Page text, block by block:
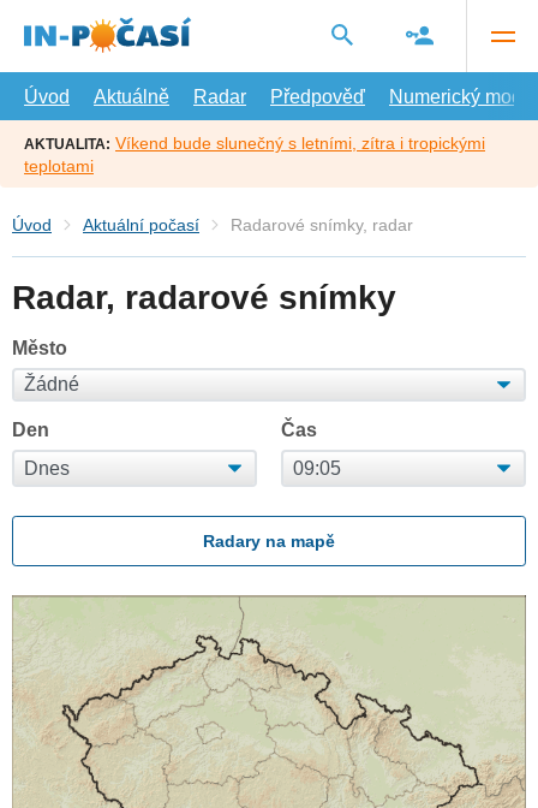
hlavní
Úvod
Aktuálně Radar Předpověď Numerický model
AKTUALITA: Víkend bude slunečný s letními, zítra i tropickými
teplotami
Úvod Aktuální počasí Radarové snímky, radar
Radar, radarové snímky
Město
Den Čas
Radary na mapě